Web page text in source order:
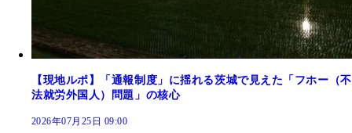
【現地ルポ】「通報制度」に揺れる茨城で見えた「フホー（不
法就労外国人）問題」の核心
2026年07月25日 09:00